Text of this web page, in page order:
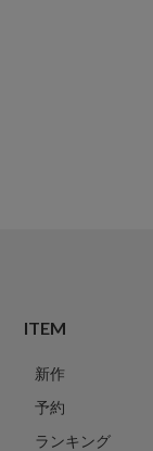
ITEM
新作
予約
ランキング